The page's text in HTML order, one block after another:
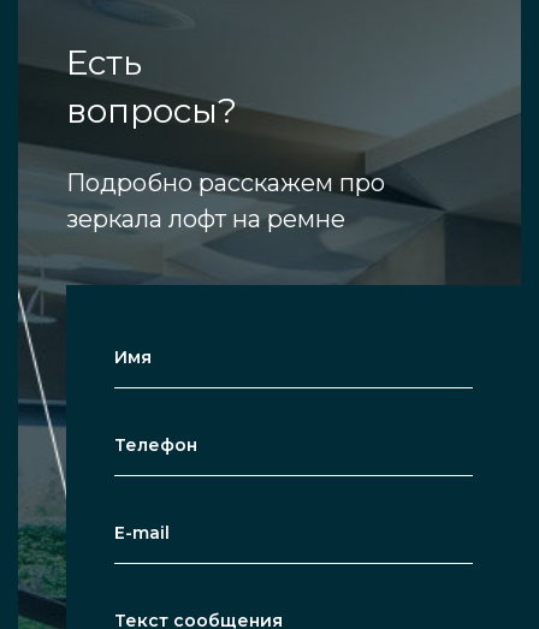
Есть
вопросы?
Подробно расскажем про
зеркала лофт на ремне